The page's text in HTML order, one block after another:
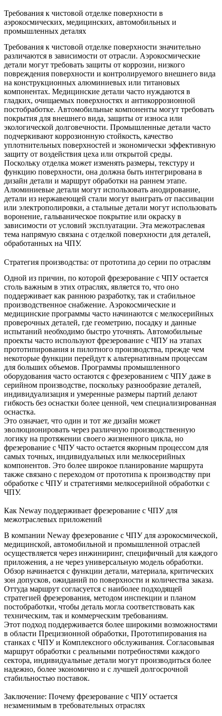
Требования к чистовой отделке поверхности в
аэрокосмических, медицинских, автомобильных и
промышленных деталях
Требования к чистовой отделке поверхности значительно
различаются в зависимости от отрасли. Аэрокосмические
детали могут требовать защиты от коррозии, низкого
повреждения поверхности и контролируемого внешнего вида
на конструкционных алюминиевых или титановых
компонентах. Медицинские детали часто нуждаются в
гладких, очищаемых поверхностях и антикоррозионной
постобработке. Автомобильные компоненты могут требовать
покрытия для внешнего вида, защиты от износа или
экологической долговечности. Промышленные детали часто
подчеркивают коррозионную стойкость, качество
уплотнительных поверхностей и экономически эффективную
защиту от воздействия цеха или открытой среды.
Поскольку отделка может изменять размеры, текстуру и
функцию поверхности, она должна быть интегрирована в
дизайн детали и маршрут обработки на раннем этапе.
Алюминиевые детали могут использовать анодирование,
детали из нержавеющей стали могут выиграть от пассивации
или электрополировки, а стальные детали могут использовать
воронение, гальваническое покрытие или окраску в
зависимости от условий эксплуатации. Эта межотраслевая
тема напрямую связана с отделкой поверхности для деталей,
обработанных на ЧПУ.
Стратегия производства: от прототипа до серии по отраслям
Одной из причин, по которой фрезерование с ЧПУ остается
столь важным в этих отраслях, является то, что оно
поддерживает как раннюю разработку, так и стабильное
производственное снабжение. Аэрокосмические и
медицинские программы часто начинаются с мелкосерийных
проверочных деталей, где геометрию, посадку и данные
испытаний необходимо быстро уточнять. Автомобильные
проекты часто используют фрезерование с ЧПУ на этапах
прототипирования и пилотного производства, прежде чем
некоторые функции перейдут к альтернативным процессам
для больших объемов. Программы промышленного
оборудования часто остаются с фрезерованием с ЧПУ даже в
серийном производстве, поскольку разнообразие деталей,
индивидуализация и умеренные размеры партий делают
гибкость без оснастки более ценной, чем специализированная
оснастка.
Это означает, что один и тот же дизайн может
эволюционировать через различную производственную
логику на протяжении своего жизненного цикла, но
фрезерование с ЧПУ часто остается якорным процессом для
самых точных, индивидуальных или мелкосерийных
компонентов. Это более широкое планирование маршрута
также связано с переходом от прототипа к производству при
обработке с ЧПУи стратегиями мелкосерийной обработки с
ЧПУ.
Как Neway поддерживает фрезерование с ЧПУ для
межотраслевых приложений
В компании Neway фрезерование с ЧПУ для аэрокосмической,
медицинской, автомобильной и промышленной отраслей
осуществляется через инжиниринг, специфичный для каждого
приложения, а не через универсальную модель обработки.
Обзор начинается с функции детали, материала, критических
зон допусков, ожиданий по поверхности и количества заказа.
Оттуда маршрут согласуется с наиболее подходящей
стратегией фрезерования, методом инспекции и планом
постобработки, чтобы деталь могла соответствовать как
техническим, так и коммерческим требованиям.
Этот подход поддерживается более широкими возможностями
в области Прецизионной обработки, Прототипирования на
станках с ЧПУи Комплексного обслуживания. Согласовывая
маршрут обработки с реальными потребностями каждого
сектора, индивидуальные детали могут производиться более
надежно, более экономично и с лучшей долгосрочной
стабильностью поставок.
Заключение: Почему фрезерование с ЧПУ остается
незаменимым в требовательных отраслях